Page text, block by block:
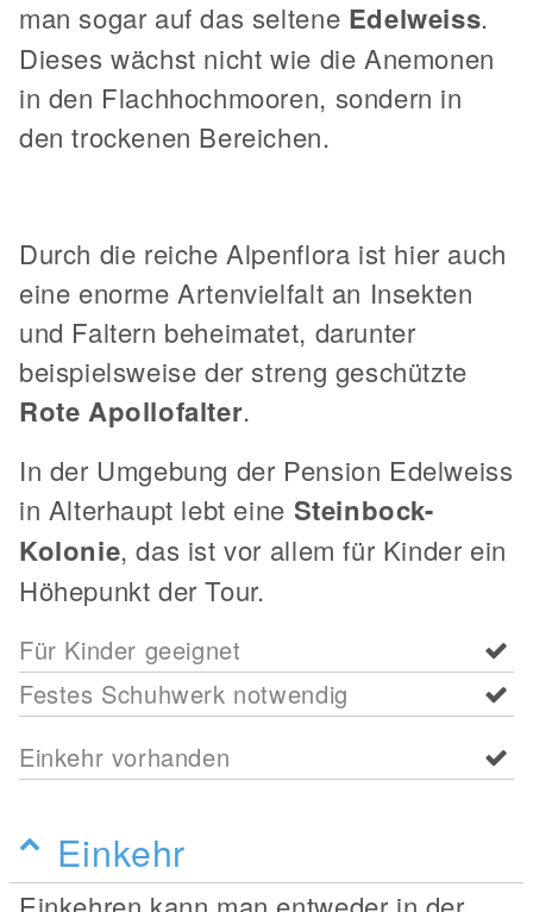
man sogar auf das seltene Edelweiss.
Dieses wächst nicht wie die Anemonen
in den Flachhochmooren, sondern in
den trockenen Bereichen.
Durch die reiche Alpenflora ist hier auch
eine enorme Artenvielfalt an Insekten
und Faltern beheimatet, darunter
beispielsweise der streng geschützte
Rote Apollofalter.
In der Umgebung der Pension Edelweiss
in Alterhaupt lebt eine Steinbock-
Kolonie, das ist vor allem für Kinder ein
Höhepunkt der Tour.
Für Kinder geeignet
Festes Schuhwerk notwendig
Einkehr vorhanden
Einkehr